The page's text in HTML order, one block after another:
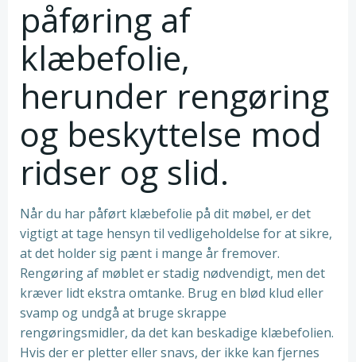
påføring af
klæbefolie,
herunder rengøring
og beskyttelse mod
ridser og slid.
Når du har påført klæbefolie på dit møbel, er det
vigtigt at tage hensyn til vedligeholdelse for at sikre,
at det holder sig pænt i mange år fremover.
Rengøring af møblet er stadig nødvendigt, men det
kræver lidt ekstra omtanke. Brug en blød klud eller
svamp og undgå at bruge skrappe
rengøringsmidler, da det kan beskadige klæbefolien.
Hvis der er pletter eller snavs, der ikke kan fjernes